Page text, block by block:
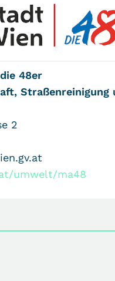
48er
Straßenreinigung
2
umwelt/ma48